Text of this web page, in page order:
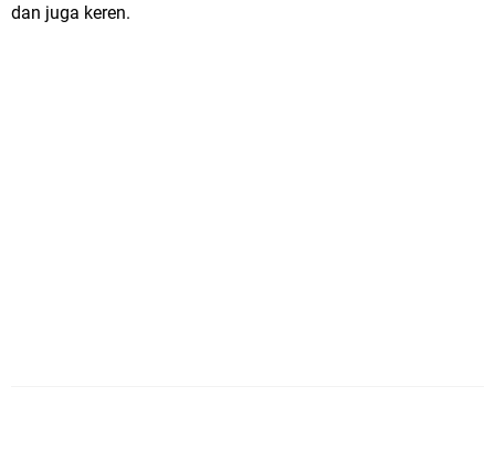
dan juga keren.